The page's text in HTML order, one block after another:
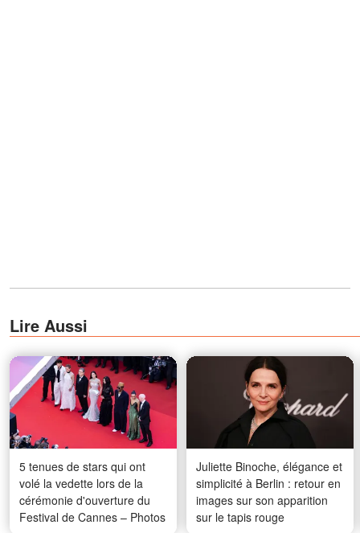
Lire Aussi
5 tenues de stars qui ont
volé la vedette lors de la
cérémonie d'ouverture du
Festival de Cannes – Photos
Juliette Binoche, élégance et
simplicité à Berlin : retour en
images sur son apparition
sur le tapis rouge